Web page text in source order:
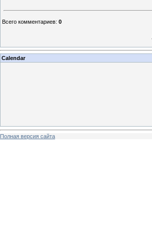
Всего комментариев: 0
Calendar
Полная версия сайта